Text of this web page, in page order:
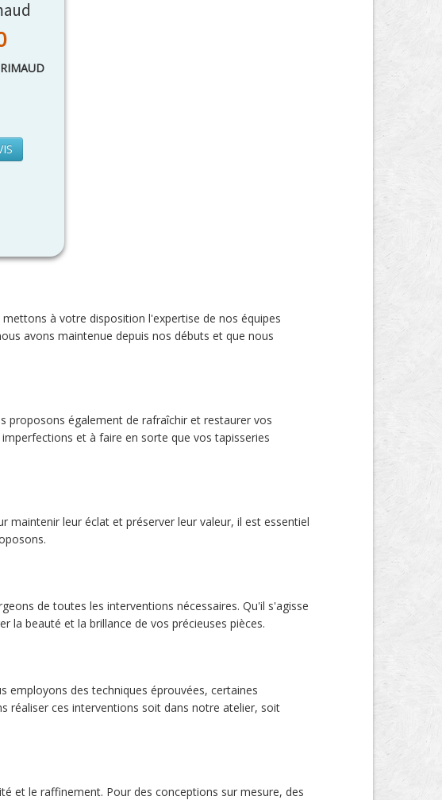
à votre disposition l'expertise de nos équipes
avons maintenue depuis nos débuts et que nous
proposons également de rafraîchir et restaurer vos
et à faire en sorte que vos tapisseries
leur éclat et préserver leur valeur, il est essentiel
de toutes les interventions nécessaires. Qu'il s'agisse
la beauté et la brillance de vos précieuses pièces.
employons des techniques éprouvées, certaines
réaliser ces interventions soit dans notre atelier, soit
et le raffinement. Pour des conceptions sur mesure, des